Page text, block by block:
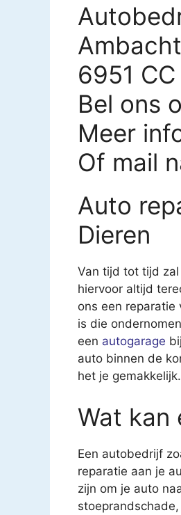
6951
Bel ons
Meer
Of mail
Auto
Dieren
Van tijd tot tijd
hiervoor altijd
ons een
is die
een autogarage
auto binnen de
het je
Wat kan
Een autobedrijf
reparatie aan je
zijn om je auto